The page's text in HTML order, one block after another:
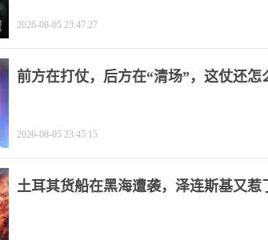
2026-08-05 23:47:27
前方在打仗，后方在“清场”，这仗还怎
2026-08-05 23:45:15
土耳其货船在黑海遭袭，泽连斯基又惹